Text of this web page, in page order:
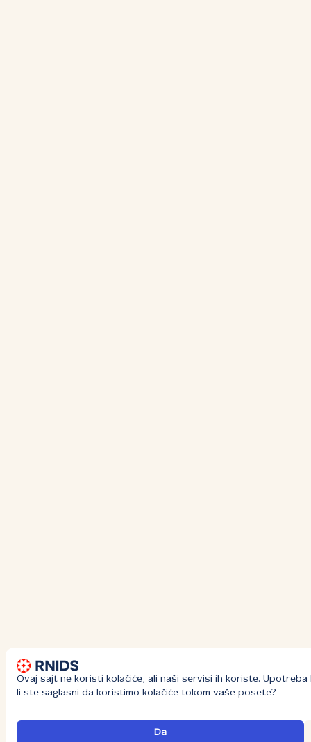
Ovaj sajt ne koristi kolačiće, ali naši servisi ih koriste. Upotreba
li ste saglasni da koristimo kolačiće tokom vaše posete?
Da